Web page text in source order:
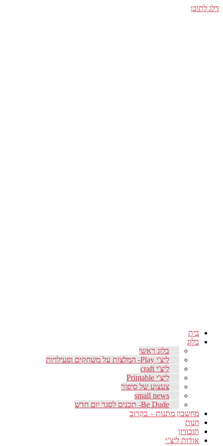
דלג לתוכן
בית
בלוג
בלוג ראשי
ליצ'י Play- המלצות על משחקים ופעילויות
ליצ'י craft
ליצ'י Printable
צעצוע של סיפור
small news
Be Dude- תכנים לסגר יום חדש
מחשבון מתנות – בקרוב
חנות
תזכורון
אודות ליצ’י